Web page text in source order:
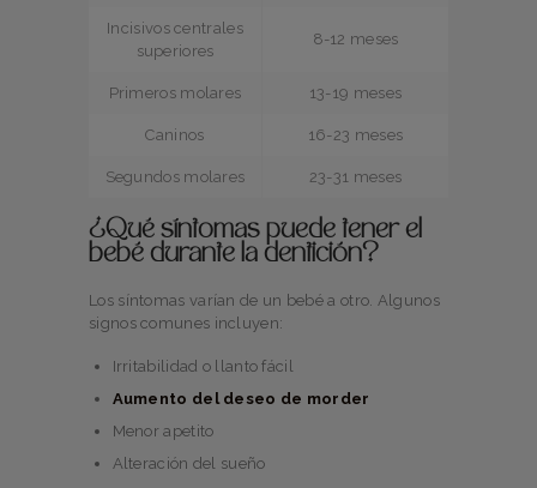
Incisivos centrales
superiores
8-12 meses
Primeros molares 13-19 meses
Caninos 16-23 meses
Segundos molares 23-31 meses
¿Qué síntomas puede tener el
bebé durante la dentición?
Los síntomas varían de un bebé a otro. Algunos
signos comunes incluyen:
Irritabilidad o llanto fácil
Aumento del deseo de morder
Menor apetito
Alteración del sueño